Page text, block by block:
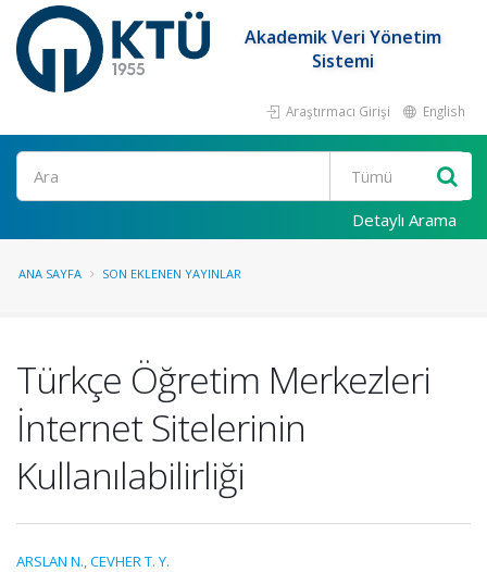
Akademik Veri Yönetim
Sistemi
Araştırmacı Girişi English
Ara
Detaylı Arama
ANA SAYFA SON EKLENEN YAYINLAR
Türkçe Öğretim Merkezleri
İnternet Sitelerinin
Kullanılabilirliği
ARSLAN N.,CEVHER T. Y.